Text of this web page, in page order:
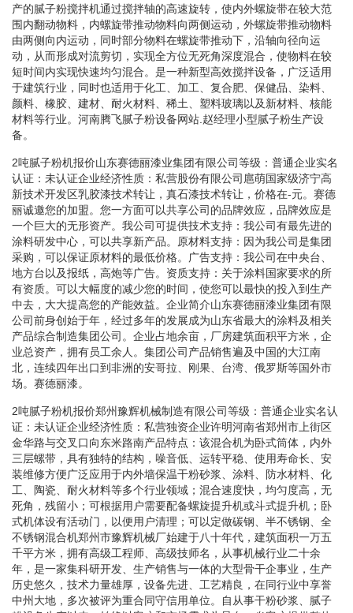
产的腻子粉搅拌机通过搅拌轴的高速旋转，使内外螺旋带在较大范
围内翻动物料，内螺旋带推动物料向两侧运动，外螺旋带推动物料
由两侧向内运动，同时部分物料在螺旋带推动下，沿轴向径向运
动，从而形成对流剪切，实现全方位无死角深度混合，使物料在较
短时间内实现快速均匀混合。是一种新型高效搅拌设备，广泛适用
于建筑行业，同时也适用于化工、加工、复合肥、保健品、染料、
颜料、橡胶、建材、耐火材料、稀土、塑料玻璃以及新材料、核能
材料等行业。河南腾飞腻子粉设备网站.赵经理小型腻子粉生产设
备。
2吨腻子粉机报价山东赛德丽漆业集团有限公司等级：普通企业实名
认证：未认证企业经济性质：私营股份有限公司扈萌国家级济宁高
新技术开发区乳胶漆技术转让，真石漆技术转让，价格在-元。赛德
丽诚邀您的加盟。您一方面可以共享公司的品牌效应，品牌效应是
一个巨大的无形资产。我公司可提供技术支持：我公司有最先进的
涂料研发中心，可以共享新产品。原材料支持：因为我公司是集团
采购，可以保证原材料的最低价格。广告支持：我公司在中央台、
地方台以及报纸，高炮等广告。资质支持：关于涂料国家要求的所
有资质。可以大幅度的减少您的时间，使您可以最快的投入到生产
中去，大大提高您的产能效益。企业简介山东赛德丽漆业集团有限
公司前身创始于年，经过多年的发展成为山东省最大的涂料及相关
产品综合制造集团公司。企业占地余亩，厂房建筑面积平方米，企
业总资产，拥有员工余人。集团公司产品销售遍及中国的大江南
北，连续四年出口到非洲的安哥拉、刚果、台湾、俄罗斯等国外市
场。赛德丽漆。
2吨腻子粉机报价郑州豫辉机械制造有限公司等级：普通企业实名认
证：未认证企业经济性质：私营独资企业许明河南省郑州市上街区
金华路与交叉口向东米路南产品特点：该混合机为卧式筒体，内外
三层螺带，具有独特的结构，噪音低、运转平稳、使用寿命长、安
装维修方便广泛应用于内外墙保温干粉砂浆、涂料、防水材料、化
工、陶瓷、耐火材料等多个行业领域；混合速度快，均匀度高，无
死角，残留小；可根据用户需要配备螺旋提升机或斗式提升机；卧
式机体设有活动门，以便用户清理；可以定做碳钢、半不锈钢、全
不锈钢混合机郑州市豫辉机械厂始建于八十年代，建筑面积一万五
千平方米，拥有高级工程师、高级技师名，从事机械行业二十余
年，是一家集科研开发、生产销售与一体的大型骨干企事业，生产
历史悠久，技术力量雄厚，设备先进、工艺精良，在同行业中享誉
中州大地，多次被评为重合同守信用单位。自从事干粉砂浆、腻子